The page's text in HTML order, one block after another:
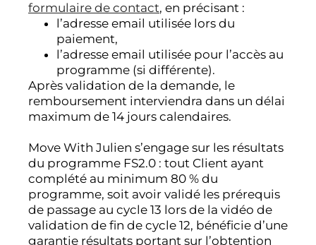
formulaire de contact, en précisant :
l’adresse email utilisée lors du
paiement,
l’adresse email utilisée pour l’accès au
programme (si différente).
Après validation de la demande, le
remboursement interviendra dans un délai
maximum de 14 jours calendaires.
Move With Julien s’engage sur les résultats
du programme FS2.0 : tout Client ayant
complété au minimum 80 % du
programme, soit avoir validé les prérequis
de passage au cycle 13 lors de la vidéo de
validation de fin de cycle 12, bénéficie d’une
garantie résultats portant sur l’obtention